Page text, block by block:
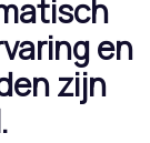
en
zijn